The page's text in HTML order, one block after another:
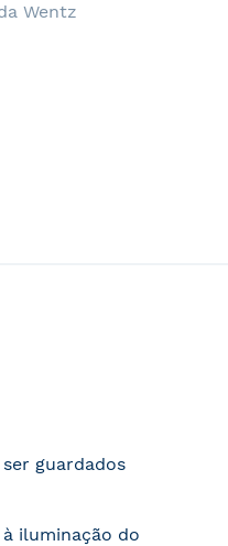
Wentz
guardados
iluminação do